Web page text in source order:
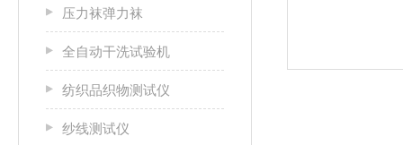
压力袜弹力袜
全自动干洗试验机
纺织品织物测试仪
纱线测试仪